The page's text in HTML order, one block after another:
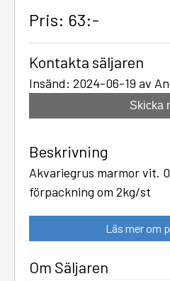
Pris: 63:-
Kontakta säljaren
Insänd: 2024-06-19 av
Skicka
Beskrivning
Akvariegrus marmor vit.
förpackning om 2kg/st
Läs mer om
Om Säljaren